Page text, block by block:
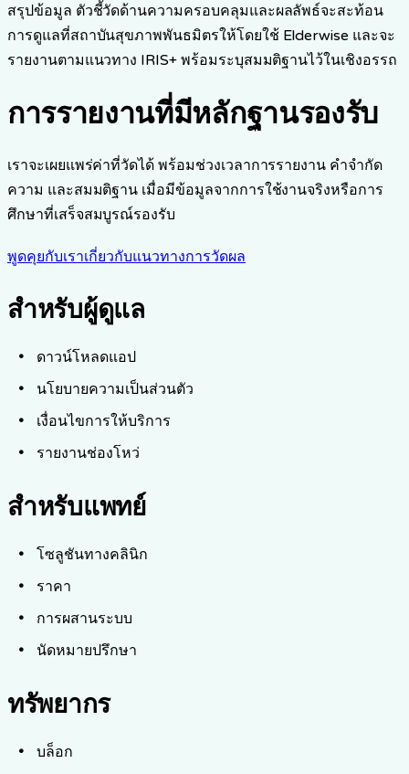
สรุปข้อมูล ตัวชี้วัดด้านความครอบคลุมและผลลัพธ์จะสะท้อน
การดูแลที่สถาบันสุขภาพพันธมิตรให้โดยใช้ Elderwise และจะ
รายงานตามแนวทาง IRIS+ พร้อมระบุสมมติฐานไว้ในเชิงอรรถ
การรายงานที่มีหลักฐานรองรับ
เราจะเผยแพร่ค่าที่วัดได้ พร้อมช่วงเวลาการรายงาน คำจำกัด
ความ และสมมติฐาน เมื่อมีข้อมูลจากการใช้งานจริงหรือการ
ศึกษาที่เสร็จสมบูรณ์รองรับ
พูดคุยกับเราเกี่ยวกับแนวทางการวัดผล
สำหรับผู้ดูแล
ดาวน์โหลดแอป
นโยบายความเป็นส่วนตัว
เงื่อนไขการให้บริการ
รายงานช่องโหว่
สำหรับแพทย์
โซลูชันทางคลินิก
ราคา
การผสานระบบ
นัดหมายปรึกษา
ทรัพยากร
บล็อก